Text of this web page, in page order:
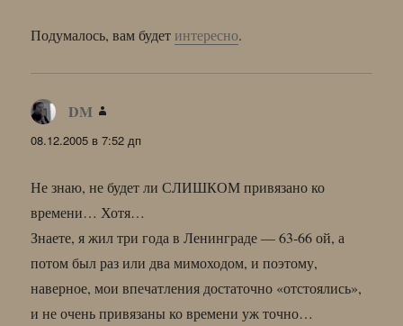
Подумалось, вам будет интересно.
DM
08.12.2005 в 7:52 дп
Не знаю, не будет ли СЛИШКОМ привязано ко
времени… Хотя…
Знаете, я жил три года в Ленинграде — 63-66 ой, а
потом был раз или два мимоходом, и поэтому,
наверное, мои впечатления достаточно «отстоялись»,
и не очень привязаны ко времени уж точно…